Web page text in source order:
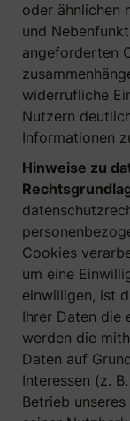
oder ähnlichen
und
angeforderten
widerrufliche
Nutzern
Informationen
Hinweise zu
Cookies
um eine
einwilligen, ist
Ihrer Daten die
werden die
Daten auf
Interessen (z.
Betrieb